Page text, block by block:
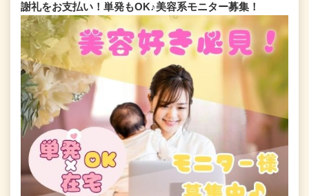
謝礼をお支払い！単発もOK♪美容系モニター募集！